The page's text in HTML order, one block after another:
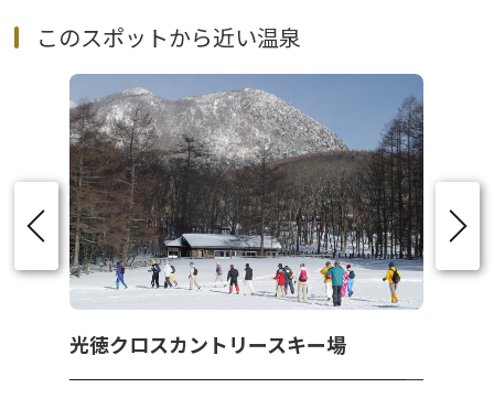
このスポットから近い温泉
光徳クロスカントリースキー場